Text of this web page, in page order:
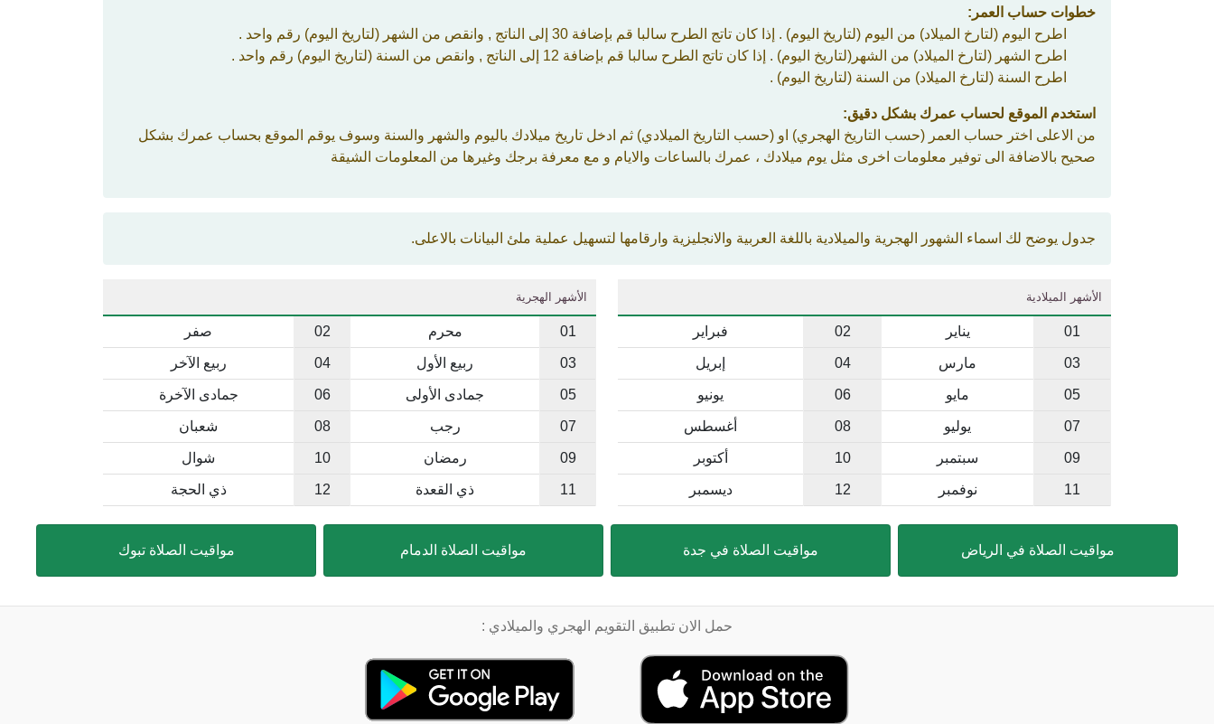
خطوات حساب العمر:
اطرح اليوم (لتارخ الميلاد) من اليوم (لتاريخ اليوم) . إذا كان تاتج الطرح سالبا قم بإضافة 30 إلى الناتج , وانقص من الشهر (لتاريخ اليوم) رقم واحد .
اطرح الشهر (لتارخ الميلاد) من الشهر(لتاريخ اليوم) . إذا كان تاتج الطرح سالبا قم بإضافة 12 إلى الناتج , وانقص من السنة (لتاريخ اليوم) رقم واحد .
اطرح السنة (لتارخ الميلاد) من السنة (لتاريخ اليوم) .
استخدم الموقع لحساب عمرك بشكل دقيق:
من الاعلى اختر حساب العمر (حسب التاريخ الهجري) او (حسب التاريخ الميلادي) ثم ادخل تاريخ ميلادك باليوم والشهر والسنة وسوف يوقم الموقع بحساب عمرك بشكل
صحيح بالاضافة الى توفير معلومات اخرى مثل يوم ميلادك ، عمرك بالساعات والايام و مع معرفة برجك وغيرها من المعلومات الشيقة
جدول يوضح لك اسماء الشهور الهجرية والميلادية باللغة العربية والانجليزية وارقامها لتسهيل عملية ملئ البيانات بالاعلى.
الأشهر الميلادية
01 يناير 02 فبراير
03 مارس 04 إبريل
05 مايو 06 يونيو
07 يوليو 08 أغسطس
09 سبتمبر 10 أكتوبر
11 نوفمبر 12 ديسمبر
الأشهر الهجرية
01 محرم 02 صفر
03 ربيع الأول 04 ربيع الآخر
05 جمادى الأولى 06 جمادى الآخرة
07 رجب 08 شعبان
09 رمضان 10 شوال
11 ذي القعدة 12 ذي الحجة
مواقيت الصلاة في الرياض مواقيت الصلاة في جدة مواقيت الصلاة الدمام مواقيت الصلاة تبوك
حمل الان تطبيق التقويم الهجري والميلادي :